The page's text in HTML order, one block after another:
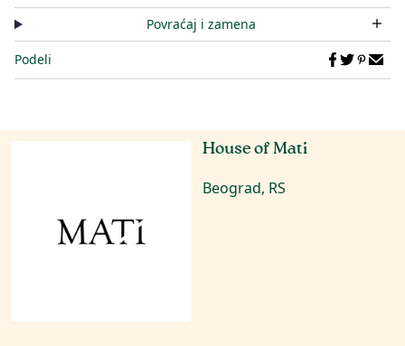
Povraćaj i zamena
Podeli
House of Mati
Beograd, RS